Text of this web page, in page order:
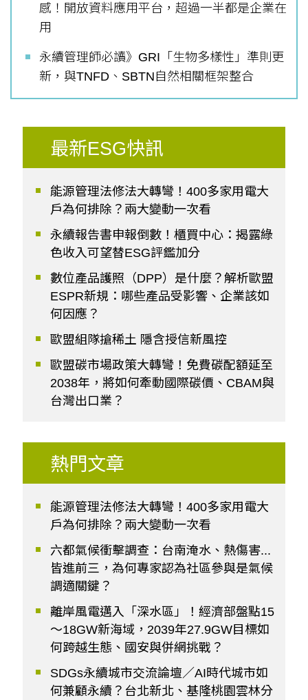
感！開放資料應用平台，超過一半都是企業在
用
永續管理師必讀》GRI「生物多樣性」準則更
新，與TNFD、SBTN自然相關框架整合
最新ESG快訊
能源管理法修法大轉彎！400多家用電大
戶為何排除？兩大變動一次看
永續報告書申報倒數！櫃買中心：揭露綠
色收入可望替ESG評鑑加分
數位產品護照（DPP）是什麼？解析歐盟
ESPR新規：哪些產品受影響、企業該如
何因應？
歐盟組隊搶稀土 隱含授信新風控
歐盟碳市場政策大轉彎！免費碳配額延至
2038年，將如何牽動國際碳價、CBAM與
台灣出口業？
熱門文章
能源管理法修法大轉彎！400多家用電大
戶為何排除？兩大變動一次看
六都氣候衝擊調查：台南淹水、熱傷害...
皆進前三，為何專家認為社區參與是氣候
調適關鍵？
離岸風電邁入「深水區」！經濟部盤點15
～18GW新海域，2039年27.9GW目標如
何跨越生態、國安與併網挑戰？
SDGs永續城市交流論壇／AI時代城市如
何兼顧永續？台北新北、基隆桃園雲林分